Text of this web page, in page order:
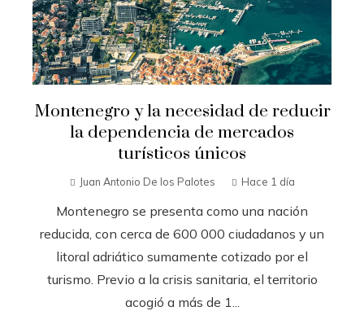
Montenegro y la necesidad de reducir
la dependencia de mercados
turísticos únicos
Juan Antonio De los Palotes Hace 1 día
Montenegro se presenta como una nación
reducida, con cerca de 600 000 ciudadanos y un
litoral adriático sumamente cotizado por el
turismo. Previo a la crisis sanitaria, el territorio
acogió a más de 1...